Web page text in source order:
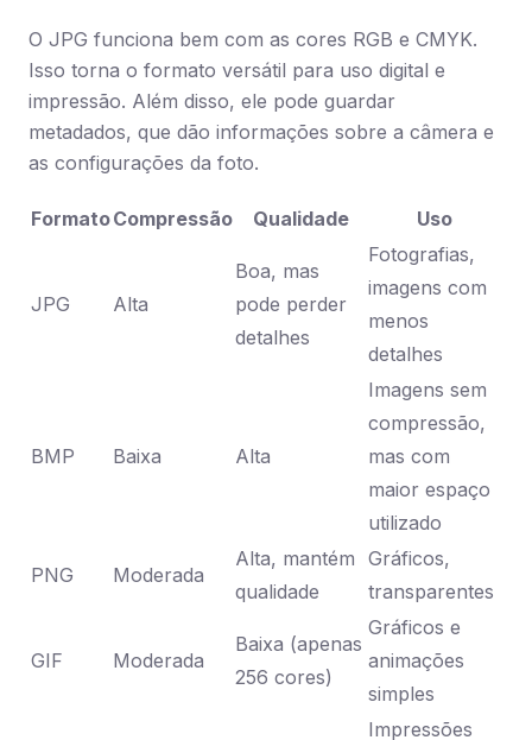
O JPG funciona bem com as cores RGB e CMYK.
Isso torna o formato versátil para uso digital e
impressão. Além disso, ele pode guardar
metadados, que dão informações sobre a câmera e
as configurações da foto.
FormatoCompressão Qualidade Uso
JPG Alta
Boa, mas
pode perder
detalhes
Fotografias,
imagens com
menos
detalhes
BMP Baixa Alta
Imagens sem
compressão,
mas com
maior espaço
utilizado
PNG Moderada
Alta, mantém
qualidade
Gráficos,
transparentes
GIF Moderada
Baixa (apenas
256 cores)
Gráficos e
animações
simples
Impressões